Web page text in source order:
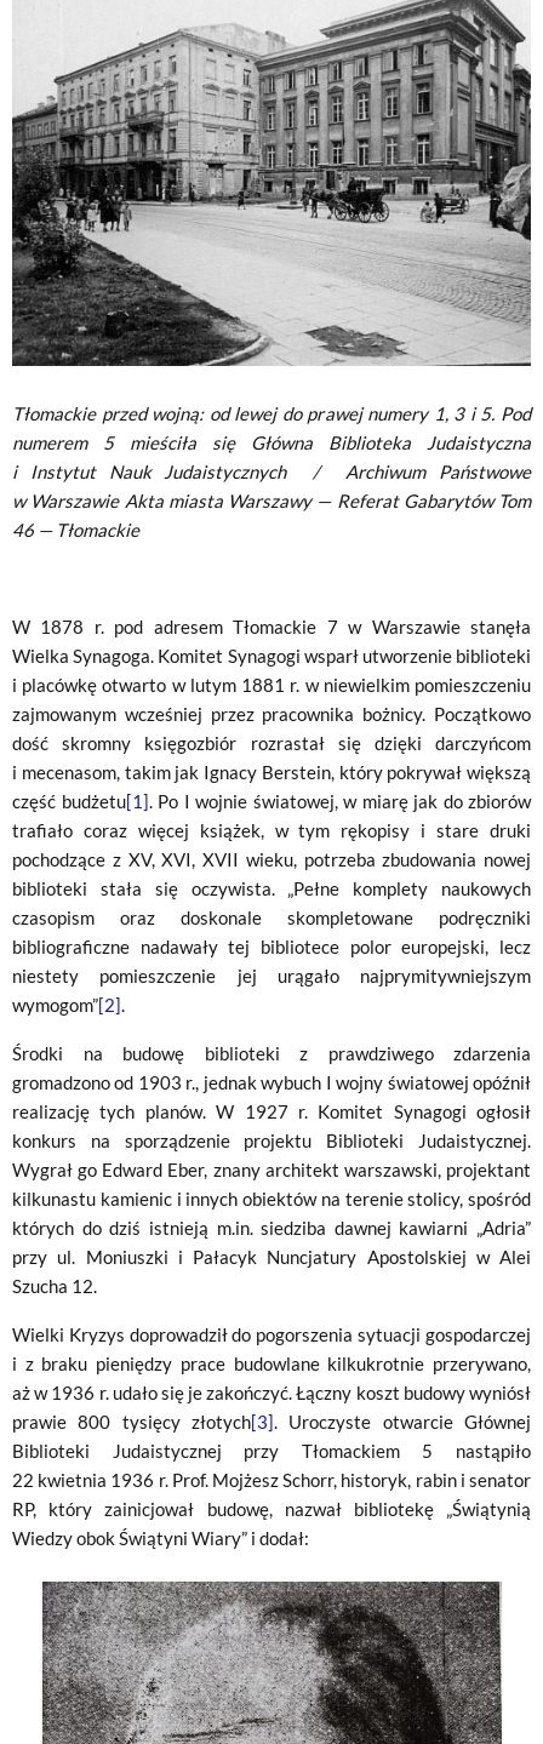
Tłomackie przed wojną: od lewej do prawej numery 1, 3 i 5. Pod
numerem 5 mieściła się Główna Biblioteka Judaistyczna
i Instytut Nauk Judaistycznych/ Archiwum Państwowe
w Warszawie Akta miasta Warszawy — Referat Gabarytów Tom
46 — Tłomackie
W 1878 r. pod adresem Tłomackie 7 w Warszawie stanęła
Wielka Synagoga. Komitet Synagogi wsparł utworzenie biblioteki
i placówkę otwarto w lutym 1881 r. w niewielkim pomieszczeniu
zajmowanym wcześniej przez pracownika bożnicy. Początkowo
dość skromny księgozbiór rozrastał się dzięki darczyńcom
i mecenasom, takim jak Ignacy Berstein, który pokrywał większą
część budżetu[1]. Po I wojnie światowej, w miarę jak do zbiorów
trafiało coraz więcej książek, w tym rękopisy i stare druki
pochodzące z XV, XVI, XVII wieku, potrzeba zbudowania nowej
biblioteki stała się oczywista. „Pełne komplety naukowych
czasopism oraz doskonale skompletowane podręczniki
bibliograficzne nadawały tej bibliotece polor europejski, lecz
niestety pomieszczenie jej urągało najprymitywniejszym
wymogom”[2].
Środki na budowę biblioteki z prawdziwego zdarzenia
gromadzono od 1903 r., jednak wybuch I wojny światowej opóźnił
realizację tych planów. W 1927 r. Komitet Synagogi ogłosił
konkurs na sporządzenie projektu Biblioteki Judaistycznej.
Wygrał go Edward Eber, znany architekt warszawski, projektant
kilkunastu kamienic i innych obiektów na terenie stolicy, spośród
których do dziś istnieją m.in. siedziba dawnej kawiarni „Adria”
przy ul. Moniuszki i Pałacyk Nuncjatury Apostolskiej w Alei
Szucha 12.
Wielki Kryzys doprowadził do pogorszenia sytuacji gospodarczej
i z braku pieniędzy prace budowlane kilkukrotnie przerywano,
aż w 1936 r. udało się je zakończyć. Łączny koszt budowy wyniósł
prawie 800 tysięcy złotych[3]. Uroczyste otwarcie Głównej
Biblioteki Judaistycznej przy Tłomackiem 5 nastąpiło
22 kwietnia 1936 r. Prof. Mojżesz Schorr, historyk, rabin i senator
RP, który zainicjował budowę, nazwał bibliotekę „Świątynią
Wiedzy obok Świątyni Wiary” i dodał: